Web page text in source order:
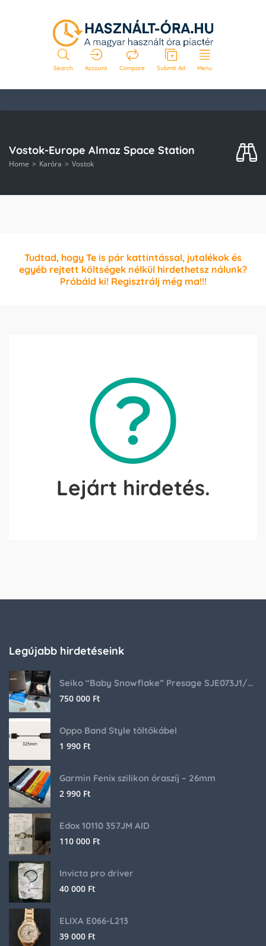
Search Account Compare Submit Ad Menu
Vostok-Europe Almaz Space Station
Home Karóra Vostok
Tudtad, hogy Te is pár kattintással, jutalékok és
egyéb rejtett költségek nélkül hirdethetsz nálunk?
Próbáld ki! Regisztrálj még ma!!!
Lejárt hirdetés.
Legújabb hirdetéseink
Seiko “Baby Snowflake” Presage SJE073J1/SARA015 Limited Edition
750 000 Ft
Oppo Band Style töltőkábel
1 990 Ft
Garmin Fenix szilikon óraszíj – 26mm
2 990 Ft
Edox 10110 357JM AID
110 000 Ft
Invicta pro driver
40 000 Ft
ELIXA E066-L213
39 000 Ft